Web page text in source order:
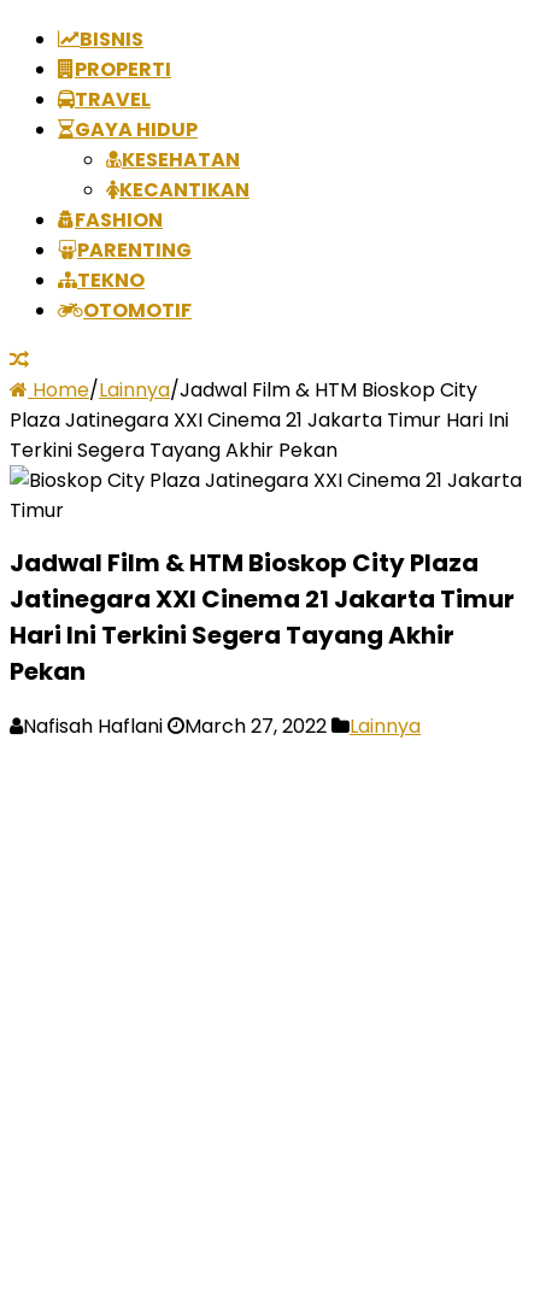
BISNIS
PROPERTI
TRAVEL
GAYA HIDUP
KESEHATAN
KECANTIKAN
FASHION
PARENTING
TEKNO
OTOMOTIF
Home/Lainnya/Jadwal Film & HTM Bioskop City
Plaza Jatinegara XXI Cinema 21 Jakarta Timur Hari Ini
Terkini Segera Tayang Akhir Pekan
Jadwal Film & HTM Bioskop City Plaza
Jatinegara XXI Cinema 21 Jakarta Timur
Hari Ini Terkini Segera Tayang Akhir
Pekan
Nafisah Haflani March 27, 2022 Lainnya